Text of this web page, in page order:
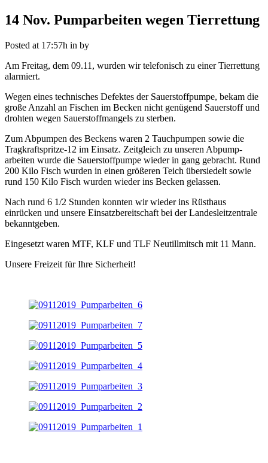
14 Nov. Pumparbeiten wegen Tierrettung
Posted at 17:57h in by
Am Freitag, dem 09.11, wurden wir telefonisch zu einer Tierrettung
alarmiert.
Wegen eines technisches Defektes der Sauerstoffpumpe, bekam die
große Anzahl an Fischen im Becken nicht genügend Sauerstoff und
drohten wegen Sauerstoffmangels zu sterben.
Zum Abpumpen des Beckens waren 2 Tauchpumpen sowie die
Tragkraftspritze-12 im Einsatz. Zeitgleich zu unseren Abpump-
arbeiten wurde die Sauerstoffpumpe wieder in gang gebracht. Rund
200 Kilo Fisch wurden in einen größeren Teich übersiedelt sowie
rund 150 Kilo Fisch wurden wieder ins Becken gelassen.
Nach rund 6 1/2 Stunden konnten wir wieder ins Rüsthaus
einrücken und unsere Einsatzbereitschaft bei der Landesleitzentrale
bekanntgeben.
Eingesetzt waren MTF, KLF und TLF Neutillmitsch mit 11 Mann.
Unsere Freizeit für Ihre Sicherheit!